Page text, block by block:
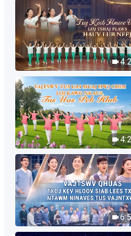
7:45
4:23